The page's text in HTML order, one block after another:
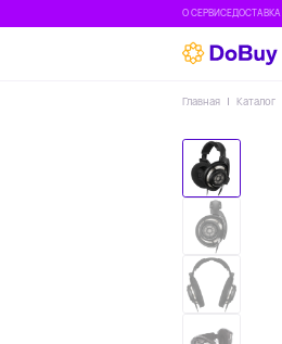
О СЕРВИСЕДОСТАВКА
Главная Каталог